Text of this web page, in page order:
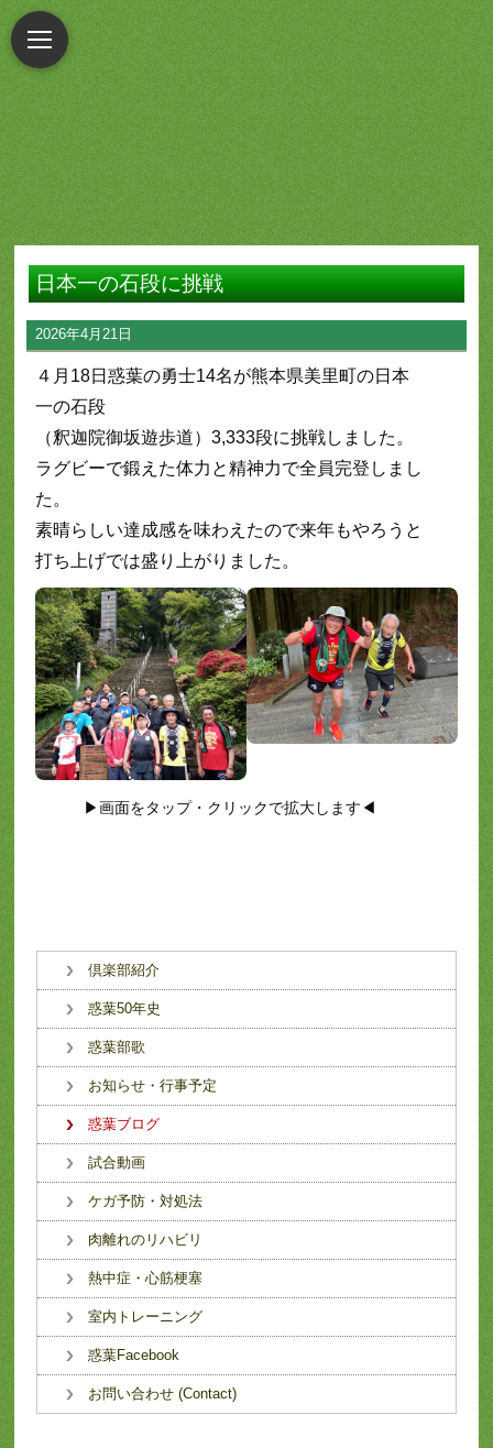
日本一の石段に挑戦
2026年4月21日
４月18日惑葉の勇士14名が熊本県美里町の日本
一の石段
（釈迦院御坂遊歩道）3,333段に挑戦しました。
ラグビーで鍛えた体力と精神力で全員完登しまし
た。
素晴らしい達成感を味わえたので来年もやろうと
打ち上げでは盛り上がりました。
▶画面をタップ・クリックで拡大します◀
倶楽部紹介
惑葉50年史
惑葉部歌
お知らせ・行事予定
惑葉ブログ
試合動画
ケガ予防・対処法
肉離れのリハビリ
熱中症・心筋梗塞
室内トレーニング
惑葉Facebook
お問い合わせ (Contact)